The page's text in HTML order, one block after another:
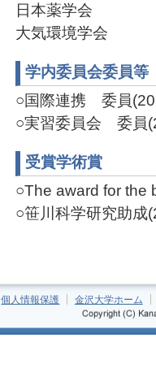
日本薬学会
大気環境学会
学内委員会委員等
○国際連携 委員
○実習委員会 委員
受賞学術賞
○The award for the
○笹川科学研究助成
個人情報保護 金沢大学ホーム